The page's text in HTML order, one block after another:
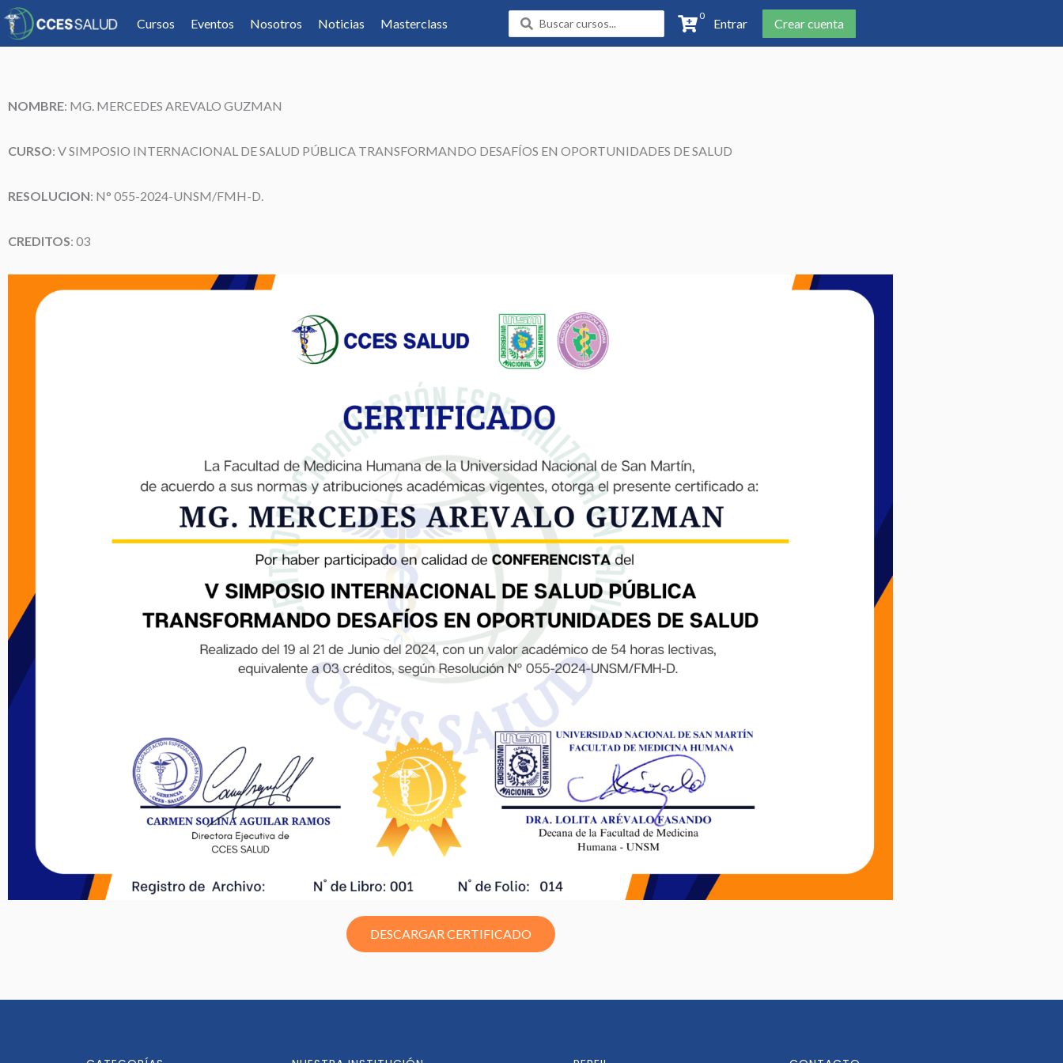
Cursos Eventos Nosotros Noticias Masterclass
Search
...
0
Entrar Crear cuenta
NOMBRE: MG. MERCEDES AREVALO GUZMAN
CURSO: V SIMPOSIO INTERNACIONAL DE SALUD PÚBLICA TRANSFORMANDO DESAFÍOS EN OPORTUNIDADES DE SALUD
RESOLUCION: N° 055-2024-UNSM/FMH-D.
CREDITOS: 03
DESCARGAR CERTIFICADO